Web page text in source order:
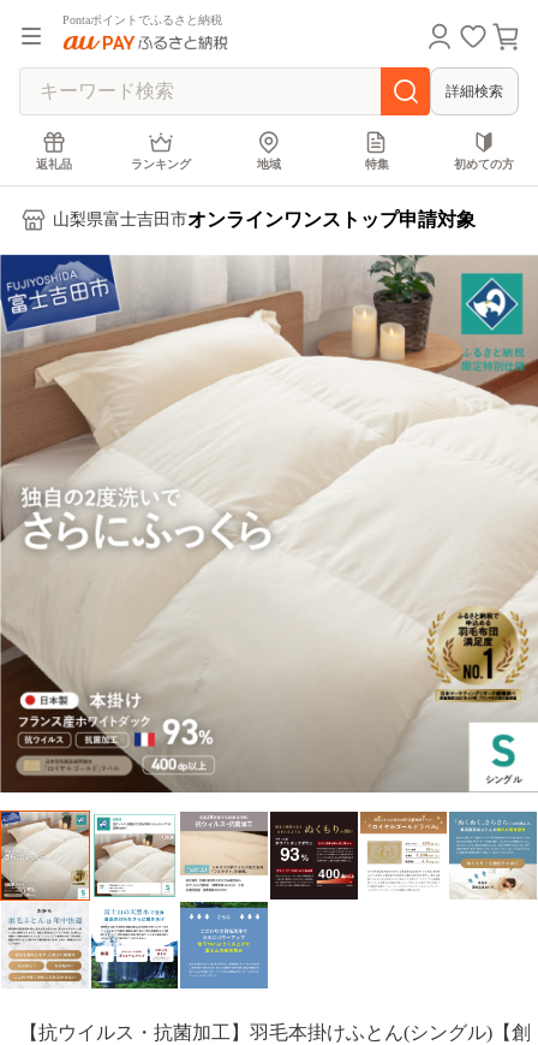
Pontaポイントでふるさと納税
詳細検索
返礼品 ランキング 地域 特集 初めての方
山梨県富士吉田市オンラインワンストップ申請対象
【抗ウイルス・抗菌加工】羽毛本掛けふとん(シングル)【創